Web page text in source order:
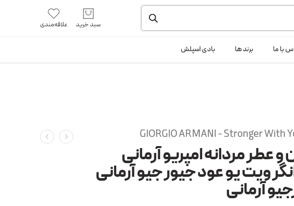
ادکلنی می توانید شیشه و بسته بندی را ملاحظه بفرمایید. آموزش خرید از سایت
سبد خرید علاقه‌مندی
با ما برند ها بادی اسپلش
GIORGIO ARMANI - Stronger With
و عطر مردانه امپریو آرمانی
ویت یو عود جیور جیو آرمانی
آرمانی